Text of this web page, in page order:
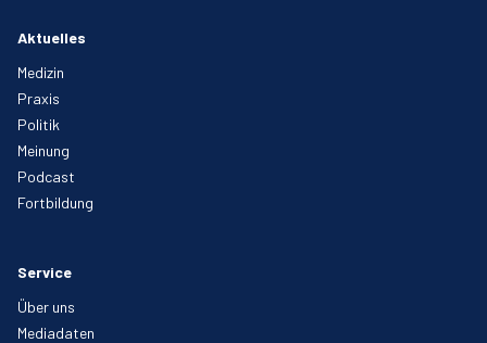
Aktuelles
Medizin
Praxis
Politik
Meinung
Podcast
Fortbildung
Service
Über uns
Mediadaten